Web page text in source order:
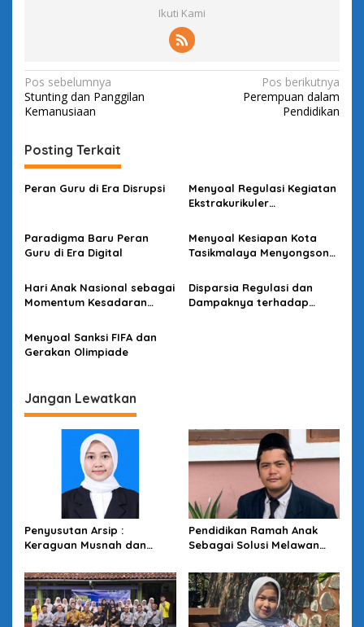
Ikuti Kami
N
a
i
g
a
i
o
s
Pos sebelumnya
Stunting dan Panggilan
Kemanusiaan
Pos berikutnya
Perempuan dalam
Pendidikan
Posting Terkait
Peran Guru di Era Disrupsi
Menyoal Regulasi Kegiatan
Ekstrakurikuler
Paradigma Baru Peran
Guru di Era Digital
Menyoal Kesiapan Kota
Tasikmalaya Menyongsong
Gedebage-Tasikmalaya-
Cilacap
Hari Anak Nasional sebagai
Momentum Kesadaran
Disparsia Regulasi dan
Dampaknya terhadap
Menyoal Sanksi FIFA dan
Gerakan Olimpiade
Jangan Lewatkan
Penyusutan Arsip :
Keraguan Musnah dan
Pendidikan Ramah Anak
Sebagai Solusi Melawan
Sekolah